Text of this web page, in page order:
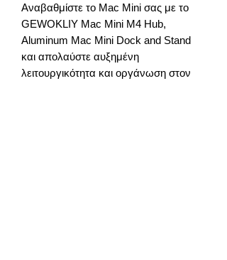
Αναβαθμίστε το Mac Mini σας με το
GEWOKLIY Mac Mini M4 Hub,
Aluminum Mac Mini Dock and Stand
και απολαύστε αυξημένη
λειτουργικότητα και οργάνωση στον